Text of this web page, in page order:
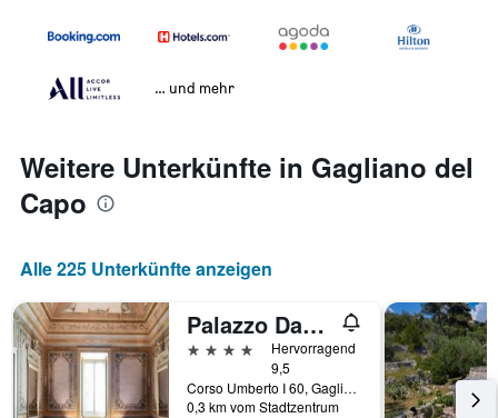
… und mehr
Weitere Unterkünfte in Gagliano del
Capo
Alle 225 Unterkünfte anzeigen
Palazzo Daniele, a Member Design Hotels
4 Sterne
Hervorragend
9,5
Corso Umberto I 60, Gagliano del Capo, Provinz Lecce, Italien
0,3 km vom Stadtzentrum